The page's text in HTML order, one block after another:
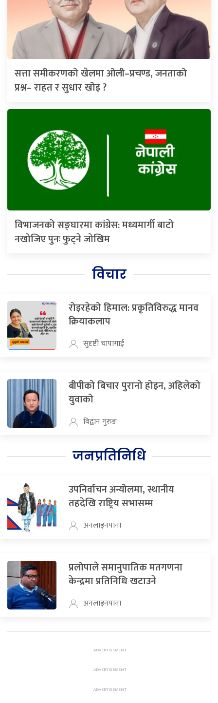
सत्ता समीकरणको खेलमा ओली–प्रचण्ड, जनताको
प्रश्न– राहत र सुधार खोइ ?
विभाजनको सङ्घारमा कांग्रेस: मध्यमार्गी बाटो
नखोजिए पुनः फुट्ने जोखिम
विचार
रोइरहेको हिमाल: प्रकृतिविरुद्ध मानव
क्रियाकलाप
सुदृष्टी चापागाई
बीपीको बिचार पुरानो होइन, अहिलेको
युवाको
विद्वान गुरुङ
जनप्रतिनिधि
उपनिर्वाचन अन्योलमा, स्थानीय
तहदेखि राष्ट्रिय सभासम्म
अनलाइनपाना
प्रलोपाले समानुपातिक मतगणना
केन्द्रमा प्रतिनिधि खटाउने
अनलाइनपाना